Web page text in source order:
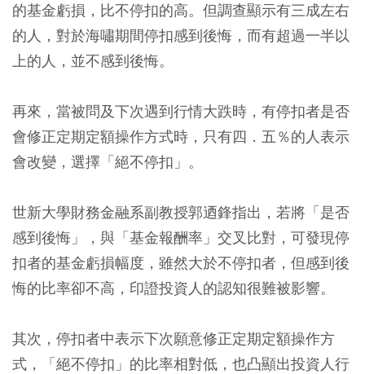
的基金虧損，比不停扣的高。但調查顯示有三成左右
的人，對於海嘯期間停扣感到後悔，而有超過一半以
上的人，並不感到後悔。
再來，當被問及下次遇到行情大跌時，有停扣者是否
會修正定期定額操作方式時，只有四．五％的人表示
會改變，選擇「絕不停扣」。
世新大學財務金融系副教授郭迺鋒指出，若將「是否
感到後悔」，與「基金報酬率」交叉比對，可發現停
扣者的基金虧損幅度，雖然大於不停扣者，但感到後
悔的比率卻不高，印證投資人的認知很難被影響。
其次，停扣者中表示下次願意修正定期定額操作方
式，「絕不停扣」的比率相對低，也凸顯出投資人行